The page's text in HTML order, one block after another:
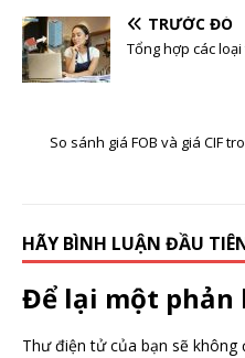
TRƯỚC ĐÓ
Tổng hợp các
So sánh giá FOB và giá CIF
HÃY BÌNH LUẬN ĐẦU
Để lại một phản
Thư điện tử của bạn sẽ không